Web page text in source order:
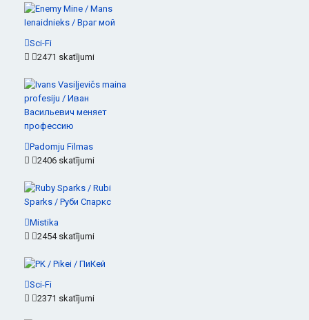
Sci-Fi
2471 skatījumi
Padomju Filmas
2406 skatījumi
Mistika
2454 skatījumi
Sci-Fi
2371 skatījumi